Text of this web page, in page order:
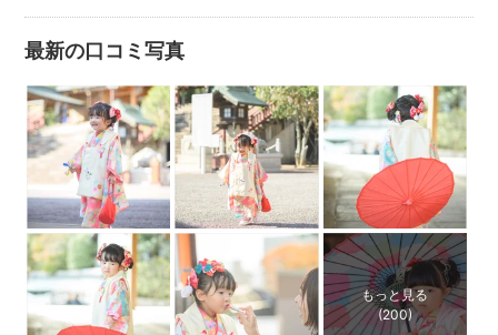
.
.
間に楽しかった思い
出や、その時の感情が「ふわっ」と思い起こされて、自然
と笑みがこぼれるよ
うな写真を撮れるように日々研鑽しております。
.
そして一回だけの撮影で終わるのではなく、記念日や些細
な事でも
【お客様一組一組の専属出張フォトグラファー】として呼
んで頂けるように
最新の口コミ写真
もっと見る
(200)